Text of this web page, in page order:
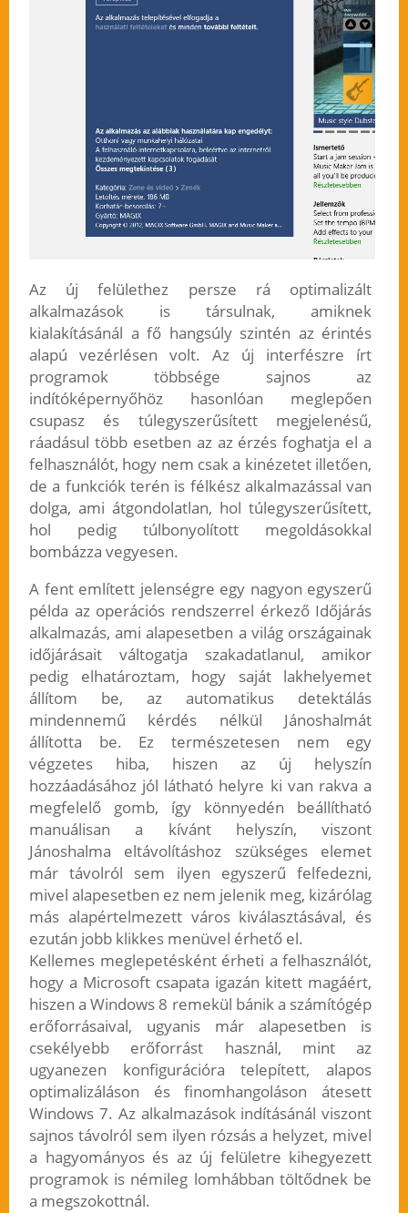
Az új felülethez persze rá optimalizált
alkalmazások is társulnak, amiknek
kialakításánál a fő hangsúly szintén az érintés
alapú vezérlésen volt. Az új interfészre írt
programok többsége sajnos az
indítóképernyőhöz hasonlóan meglepően
csupasz és túlegyszerűsített megjelenésű,
ráadásul több esetben az az érzés foghatja el a
felhasználót, hogy nem csak a kinézetet illetően,
de a funkciók terén is félkész alkalmazással van
dolga, ami átgondolatlan, hol túlegyszerűsített,
hol pedig túlbonyolított megoldásokkal
bombázza vegyesen.
A fent említett jelenségre egy nagyon egyszerű
példa az operációs rendszerrel érkező Időjárás
alkalmazás, ami alapesetben a világ országainak
időjárásait váltogatja szakadatlanul, amikor
pedig elhatároztam, hogy saját lakhelyemet
állítom be, az automatikus detektálás
mindennemű kérdés nélkül Jánoshalmát
állította be. Ez természetesen nem egy
végzetes hiba, hiszen az új helyszín
hozzáadásához jól látható helyre ki van rakva a
megfelelő gomb, így könnyedén beállítható
manuálisan a kívánt helyszín, viszont
Jánoshalma eltávolításhoz szükséges elemet
már távolról sem ilyen egyszerű felfedezni,
mivel alapesetben ez nem jelenik meg, kizárólag
más alapértelmezett város kiválasztásával, és
ezután jobb klikkes menüvel érhető el.
Kellemes meglepetésként érheti a felhasználót,
hogy a Microsoft csapata igazán kitett magáért,
hiszen a Windows 8 remekül bánik a számítógép
erőforrásaival, ugyanis már alapesetben is
csekélyebb erőforrást használ, mint az
ugyanezen konfigurációra telepített, alapos
optimalizáláson és finomhangoláson átesett
Windows 7. Az alkalmazások indításánál viszont
sajnos távolról sem ilyen rózsás a helyzet, mivel
a hagyományos és az új felületre kihegyezett
programok is némileg lomhábban töltődnek be
a megszokottnál.